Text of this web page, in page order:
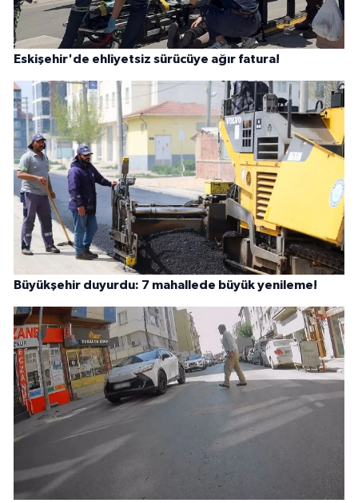
Eskişehir'de ehliyetsiz sürücüye ağır fatura!
Büyükşehir duyurdu: 7 mahallede büyük yenileme!